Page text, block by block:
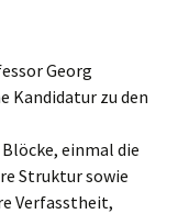
Georg
Kandidatur zu den
einmal die
Struktur sowie
Verfasstheit,